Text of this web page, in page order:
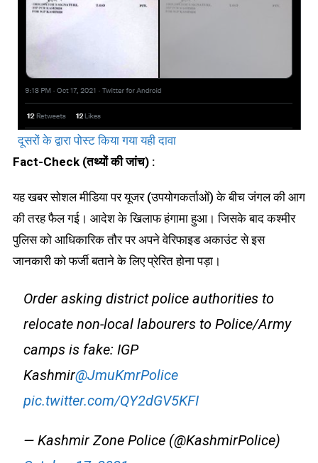
दूसरों के द्वारा पोस्ट किया गया यही दावा
Fact-Check(तथ्यों की जांच):
यह खबर सोशल मीडिया पर यूजर (उपयोगकर्ताओं) के बीच जंगल की आग
की तरह फैल गई। आदेश के खिलाफ हंगामा हुआ। जिसके बाद कश्मीर
पुलिस को आधिकारिक तौर पर अपने वेरिफाइड अकाउंट से इस
जानकारी को फर्जी बताने के लिए प्रेरित होना पड़ा।
Order asking district police authorities to
relocate non-local labourers to Police/Army
camps is fake: IGP
Kashmir@JmuKmrPolice
pic.twitter.com/QY2dGV5KFI
— Kashmir Zone Police (@KashmirPolice)